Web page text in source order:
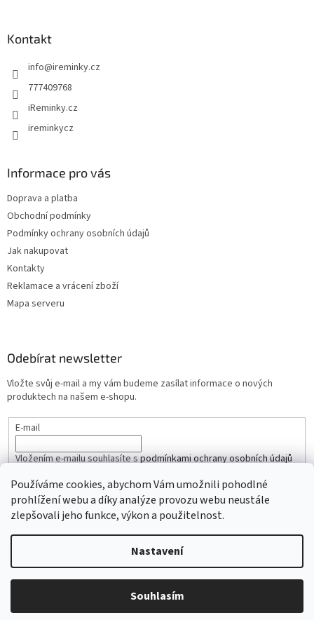
Používáme cookies, abychom Vám umožnili pohodlné
prohlížení webu a díky analýze provozu webu neustále
zlepšovali jeho funkce, výkon a použitelnost.
Nastavení
Souhlasím
Kontakt
info@ireminky.cz
777409768
iReminky.cz
ireminkycz
Informace pro vás
Doprava a platba
Obchodní podmínky
Podmínky ochrany osobních údajů
Jak nakupovat
Kontakty
Reklamace a vrácení zboží
Mapa serveru
Odebírat newsletter
Vložte svůj e-mail a my vám budeme zasílat informace o nových
produktech na našem e-shopu.
E-mail
Vložením e-mailu souhlasíte spodmínkami ochrany osobních údajů
PŘIHLÁSIT SE
Vytvořil Shoptet
iŘemínky.cz. Všechna práva vyhrazena.